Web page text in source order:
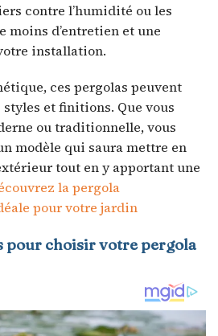
contre l’humidité ou les
moins d’entretien et une
installation.
ces pergolas peuvent
styles et finitions. Que vous
ou traditionnelle, vous
modèle qui saura mettre en
tout en y apportant une
la pergola
pour votre jardin
pour choisir votre pergola